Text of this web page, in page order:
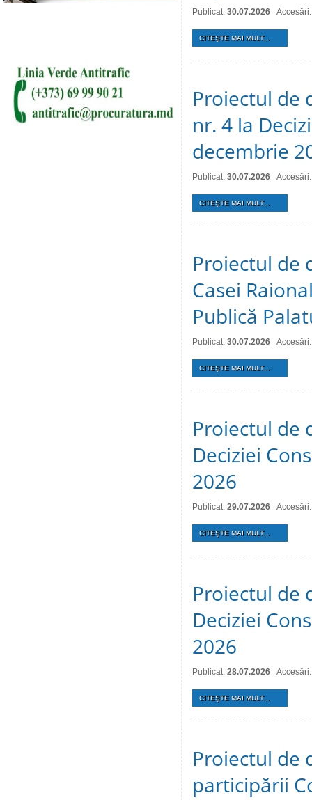
Publicat: 30.07.2026
CITEŞTE MAI MULT...
Proiectul de
nr. 4 la
decembrie
Publicat: 30.07.2026
CITEŞTE MAI MULT...
Proiectul de
Casei
Publică
Publicat: 30.07.2026
CITEŞTE MAI MULT...
Proiectul de
Deciziei
2026
Publicat: 29.07.2026
CITEŞTE MAI MULT...
Proiectul de
Deciziei
2026
Publicat: 28.07.2026
CITEŞTE MAI MULT...
Proiectul de
participării